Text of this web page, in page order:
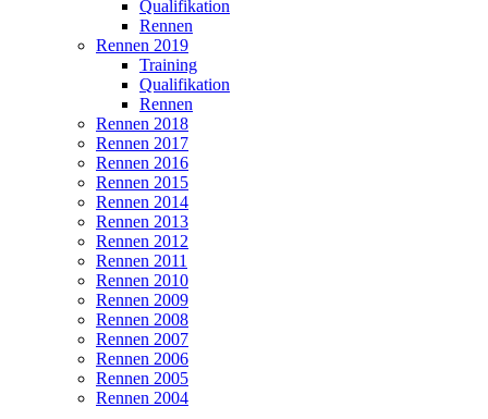
Qualifikation
Rennen
Rennen 2019
Training
Qualifikation
Rennen
Rennen 2018
Rennen 2017
Rennen 2016
Rennen 2015
Rennen 2014
Rennen 2013
Rennen 2012
Rennen 2011
Rennen 2010
Rennen 2009
Rennen 2008
Rennen 2007
Rennen 2006
Rennen 2005
Rennen 2004